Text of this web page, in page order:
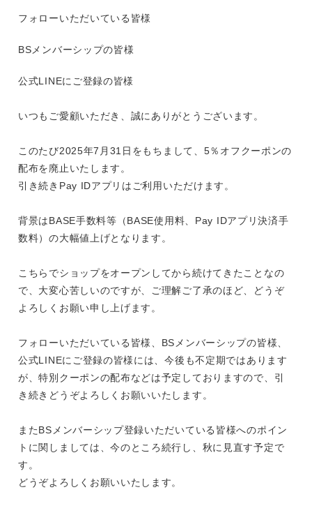
フォローいただいている皆様
BSメンバーシップの皆様
公式LINEにご登録の皆様
いつもご愛顧いただき、誠にありがとうございます。
このたび2025年7月31日をもちまして、5％オフクーポンの
配布を廃止いたします。
引き続きPay IDアプリはご利用いただけます。
背景はBASE手数料等（BASE使用料、Pay IDアプリ決済手
数料）の大幅値上げとなります。
こちらでショップをオープンしてから続けてきたことなの
で、大変心苦しいのですが、ご理解ご了承のほど、どうぞ
よろしくお願い申し上げます。
フォローいただいている皆様、BSメンバーシップの皆様、
公式LINEにご登録の皆様には、今後も不定期ではあります
が、特別クーポンの配布などは予定しておりますので、引
き続きどうぞよろしくお願いいたします。
またBSメンバーシップ登録いただいている皆様へのポイン
トに関しましては、今のところ続行し、秋に見直す予定で
す。
どうぞよろしくお願いいたします。